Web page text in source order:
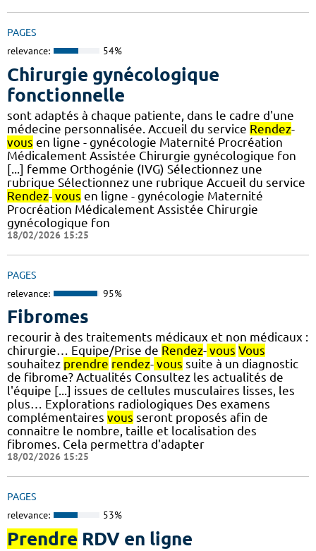
PAGES
relevance: 54%
Chirurgie gynécologique
fonctionnelle
sont adaptés à chaque patiente, dans le cadre d'une
médecine personnalisée. Accueil du service Rendez-
vous en ligne - gynécologie Maternité Procréation
Médicalement Assistée Chirurgie gynécologique fon
[...] femme Orthogénie (IVG) Sélectionnez une
rubrique Sélectionnez une rubrique Accueil du service
Rendez- vous en ligne - gynécologie Maternité
Procréation Médicalement Assistée Chirurgie
gynécologique fon
18/02/2026 15:25
PAGES
relevance: 95%
Fibromes
recourir à des traitements médicaux et non médicaux :
chirurgie… Equipe/Prise de Rendez- vous Vous
souhaitez prendre rendez- vous suite à un diagnostic
de fibrome? Actualités Consultez les actualités de
l'équipe [...] issues de cellules musculaires lisses, les
plus… Explorations radiologiques Des examens
complémentaires vous seront proposés afin de
connaitre le nombre, taille et localisation des
fibromes. Cela permettra d'adapter
18/02/2026 15:25
PAGES
relevance: 53%
Prendre RDV en ligne